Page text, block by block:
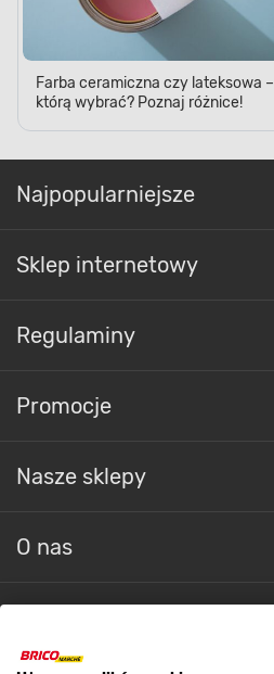
Farba ceramiczna czy lateksowa –
którą wybrać? Poznaj różnice!
Najpopularniejsze
Sklep internetowy
Regulaminy
Promocje
Nasze sklepy
O nas